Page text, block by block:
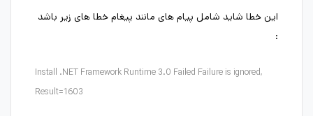
این خطا شاید شامل پیام های مانند پیغام خطا های زیر باشد
:
Install .NET Framework Runtime 3.0 Failed Failure is ignored,
Result=1603